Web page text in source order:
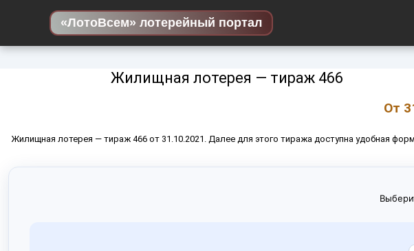
«ЛотоВсем» лотерейный портал
Жилищная лотерея — тираж 466
От
Жилищная лотерея — тираж 466 от 31.10.2021. Далее для этого тиража доступна удобная